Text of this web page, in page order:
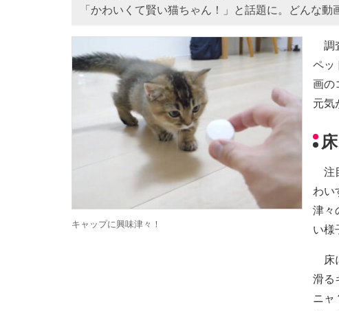
「かわいくて賢い猫ちゃん！」と話題に。どんな動
キャップに興味津々！
調
ペッ
画の
元気
注
わい
津々
い様
床
滑る
ニャ